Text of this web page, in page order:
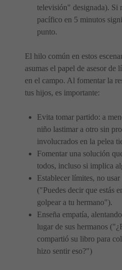
televisión" designada). Si
pacífico en 5 minutos
punto.
El hilo común en estos
asumas el papel de asesor de
en el campo. Al fomentar la
tus hijos, es importante:
Evita tomar partido: a
niño lastimar a otro sin
involucrados en la pelea
Fomentar una solución
todos, incluso si implica
Establecer límites, no
("Puedes decir que estás
golpear a tu hermano").
Enseña empatía,
lugar de sus hermanos
compartió su libro para
hizo sentir eso?")